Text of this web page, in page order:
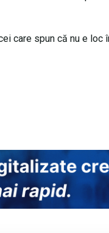
care spun că nu e loc